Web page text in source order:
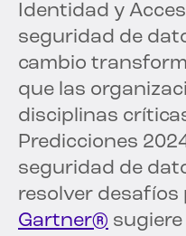
Identidad y
seguridad de
cambio
que las
disciplinas
Predicciones
seguridad de
resolver
Gartner® sugiere